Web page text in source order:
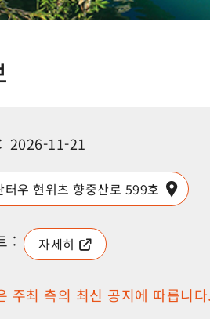
2026-11-21
터우 현위츠 향중산로 599호
: 자세히
주최 측의 최신 공지에 따릅니다.